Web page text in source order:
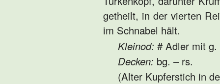
getheilt, in der vierten
im Schnabel hält.
Kleinod: # Adler mit
Decken: bg. – rs.
(Alter Kupferstich in